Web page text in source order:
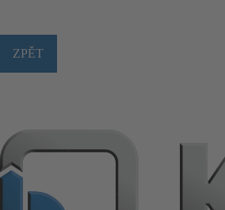
ZPĚT